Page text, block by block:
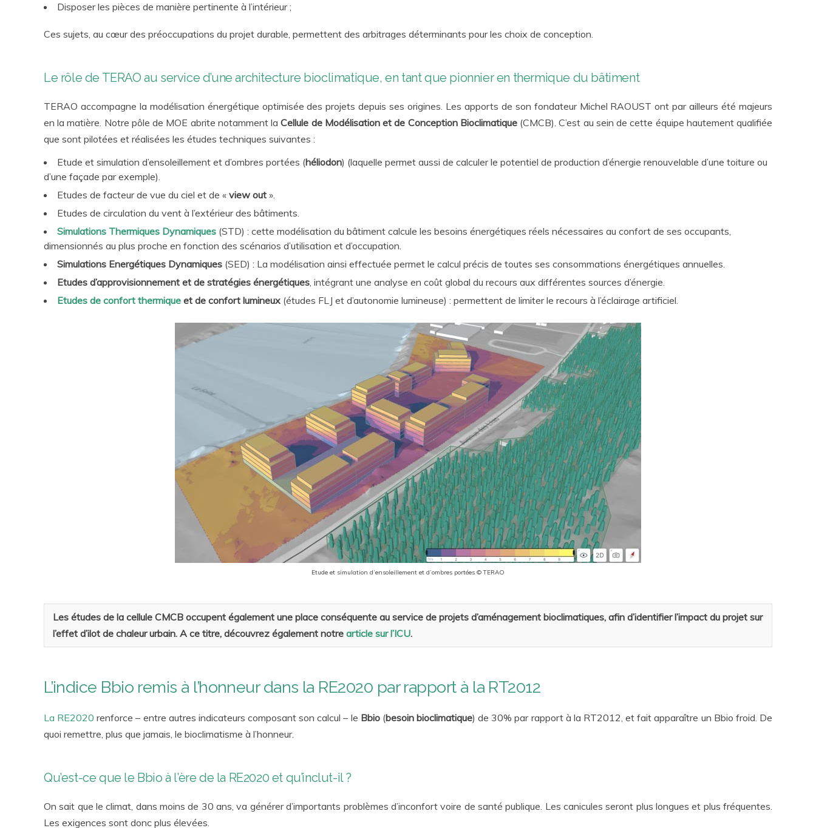
Disposer les pièces de manière pertinente à l’intérieur ;
Ces sujets, au cœur des préoccupations du projet durable, permettent des arbitrages déterminants pour les choix de conception.
Le rôle de TERAO au service d’une architecture bioclimatique, en tant que pionnier en thermique du bâtiment
TERAO accompagne la modélisation énergétique optimisée des projets depuis ses origines. Les apports de son fondateur Michel RAOUST ont par ailleurs été majeurs
en la matière. Notre pôle de MOE abrite notamment laCellule de Modélisation et de Conception Bioclimatique(CMCB). C’est au sein de cette équipe hautement qualifiée
que sont pilotées et réalisées les études techniques suivantes :
Etude et simulation d’ensoleillement et d’ombres portées (héliodon) (laquelle permet aussi de calculer le potentiel de production d’énergie renouvelable d’une toiture ou
d’une façade par exemple).
Etudes de facteur de vue du ciel et de « view out ».
Etudes de circulation du vent à l’extérieur des bâtiments.
Simulations Thermiques Dynamiques (STD) : cette modélisation du bâtiment calcule les besoins énergétiques réels nécessaires au confort de ses occupants,
dimensionnés au plus proche en fonction des scénarios d’utilisation et d’occupation.
Simulations Energétiques Dynamiques (SED) : La modélisation ainsi effectuée permet le calcul précis de toutes ses consommations énergétiques annuelles.
Etudes d’approvisionnement et de stratégies énergétiques, intégrant une analyse en coût global du recours aux différentes sources d’énergie.
Etudes de confort thermique et de confort lumineux (études FLJ et d’autonomie lumineuse) : permettent de limiter le recours à l’éclairage artificiel.
Etude et simulation d’ensoleillement et d’ombres portées © TERAO
Les études de la cellule CMCB occupent également une place conséquente au service de projets d’aménagement bioclimatiques, afin d’identifier l’impact du projet sur
l’effet d’ilot de chaleur urbain. A ce titre, découvrez également notre article sur l’ICU.
L’indice Bbio remis à l’honneur dans la RE2020 par rapport à la RT2012
La RE2020 renforce – entre autres indicateurs composant son calcul – le Bbio(besoin bioclimatique) de 30% par rapport à la RT2012, et fait apparaître un Bbio froid. De
quoi remettre, plus que jamais, le bioclimatisme à l’honneur.
Qu’est-ce que le Bbio à l’ère de la RE2020 et qu’inclut-il ?
On sait que le climat, dans moins de 30 ans, va générer d’importants problèmes d’inconfort voire de santé publique. Les canicules seront plus longues et plus fréquentes.
Les exigences sont donc plus élevées.